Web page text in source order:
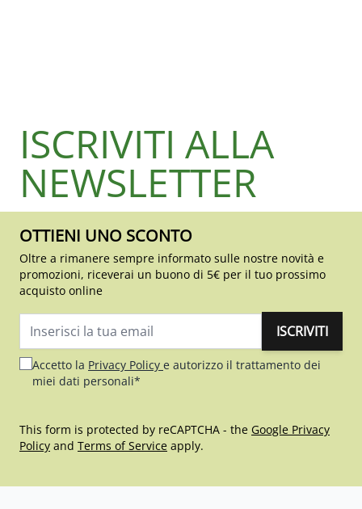
ISCRIVITI ALLA
NEWSLETTER
OTTIENI UNO SCONTO
Oltre a rimanere sempre informato sulle nostre novità e
promozioni, riceverai un buono di 5€ per il tuo prossimo
acquisto online
ISCRIVITI
Accetto la Privacy Policy e autorizzo il trattamento dei
miei dati personali*
This form is protected by reCAPTCHA - the Google Privacy
Policy and Terms of Service apply.